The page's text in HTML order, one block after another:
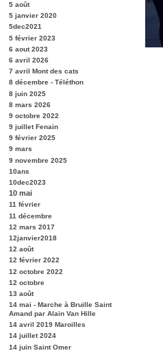
5 août
5 janvier 2020
5dec2021
5 février 2023
6 aout 2023
6 avril 2026
7 avril Mont des cats
8 décembre - Téléthon
8 juin 2025
8 mars 2026
9 octobre 2022
9 juillet Fenain
9 février 2025
9 mars
9 novembre 2025
10ans
10dec2023
10 mai
11 février
11 décembre
12 mars 2017
12janvier2018
12 août
12 février 2022
12 octobre 2022
12 octobre
13 août
14 mai - Marche à Bruille Saint
Amand par Alain Van Hille
14 avril 2019 Maroilles
14 juillet 2024
14 juin Saint Omer